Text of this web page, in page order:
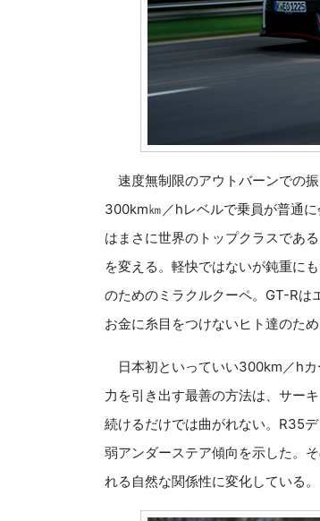
速度無制限のアウトバーンでの
300km㎞／hレベルで乗員が普通
はまさに世界のトップクラスであ
を変える。軽快ではないが鈍重に
のためのミラクルクーペ。GT-Rは
お金に糸目をつけないヒト達のた
日本初といっていい300km／hカ
力を引き出す最善の方法は、サー
続けるだけでは曲がれない。R35
弱アンダーステア傾向を示した。
れる自然な関係性に変化している。